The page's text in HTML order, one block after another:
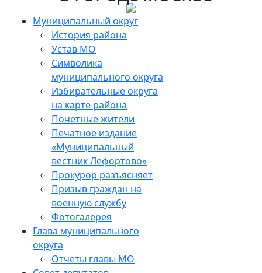
Муниципальный округ
История района
Устав МО
Символика
муниципального округа
Избирательные округа
на карте района
Почетные жители
Печатное издание
«Муниципальный
вестник Лефортово»
Прокурор разъясняет
Призыв граждан на
военную службу
Фотогалерея
Глава муниципального
округа
Отчеты главы МО